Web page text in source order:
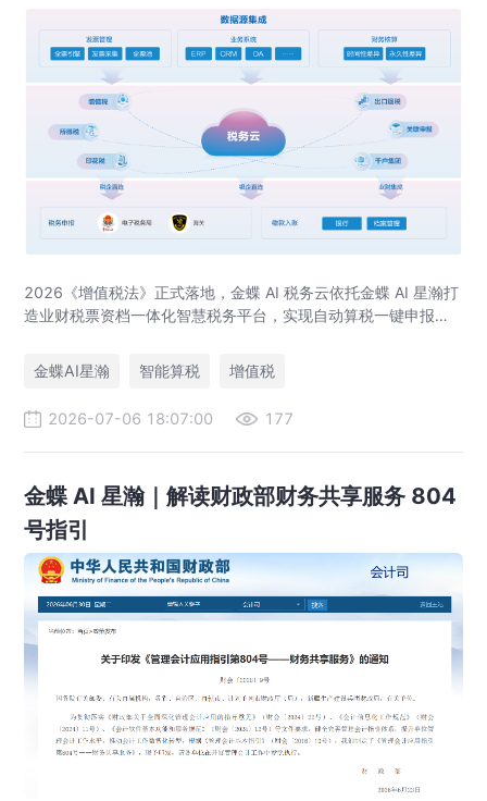
2026《增值税法》正式落地，金蝶 AI 税务云依托金蝶 AI 星瀚打
造业财税票资档一体化智慧税务平台，实现自动算税一键申报、
式监管。
金蝶AI星瀚 智能算税 增值税
2026-07-06 18:07:00 177
金蝶 AI 星瀚｜解读财政部财务共享服务 804
号指引